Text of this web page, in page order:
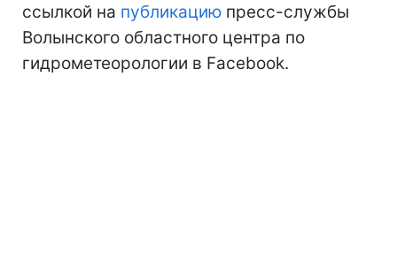
ссылкой на публикацию пресс-службы
Волынского областного центра по
гидрометеорологии в Facebook.